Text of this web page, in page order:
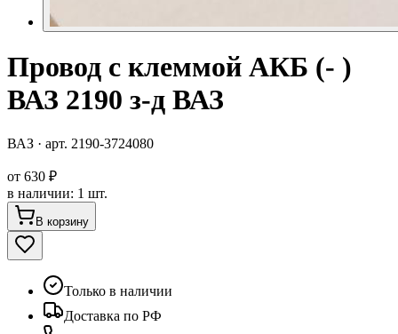
Провод с клеммой АКБ (- )
ВАЗ 2190 з-д ВАЗ
ВАЗ · арт. 2190-3724080
от 630 ₽
в наличии: 1 шт.
В корзину
Только в наличии
Доставка по РФ